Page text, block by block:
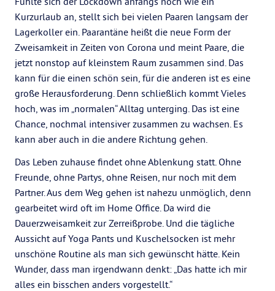
Kurzurlaub an, stellt sich bei vielen Paaren langsam der
Lagerkoller ein. Paarantäne heißt die neue Form der
Zweisamkeit in Zeiten von Corona und meint Paare, die
jetzt nonstop auf kleinstem Raum zusammen sind. Das
kann für die einen schön sein, für die anderen ist es eine
große Herausforderung. Denn schließlich kommt Vieles
hoch, was im „normalen“ Alltag unterging. Das ist eine
Chance, nochmal intensiver zusammen zu wachsen. Es
kann aber auch in die andere Richtung gehen.
Das Leben zuhause findet ohne Ablenkung statt. Ohne
Freunde, ohne Partys, ohne Reisen, nur noch mit dem
Partner. Aus dem Weg gehen ist nahezu unmöglich, denn
gearbeitet wird oft im Home Office. Da wird die
Dauerzweisamkeit zur Zerreißprobe. Und die tägliche
Aussicht auf Yoga Pants und Kuschelsocken ist mehr
unschöne Routine als man sich gewünscht hätte. Kein
Wunder, dass man irgendwann denkt: „Das hatte ich mir
alles ein bisschen anders vorgestellt.“